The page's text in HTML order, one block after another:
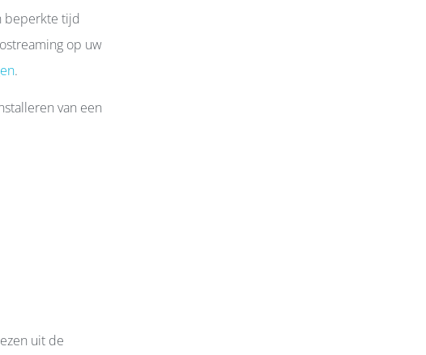
beperkte tijd
op uw
.
van een
uit de